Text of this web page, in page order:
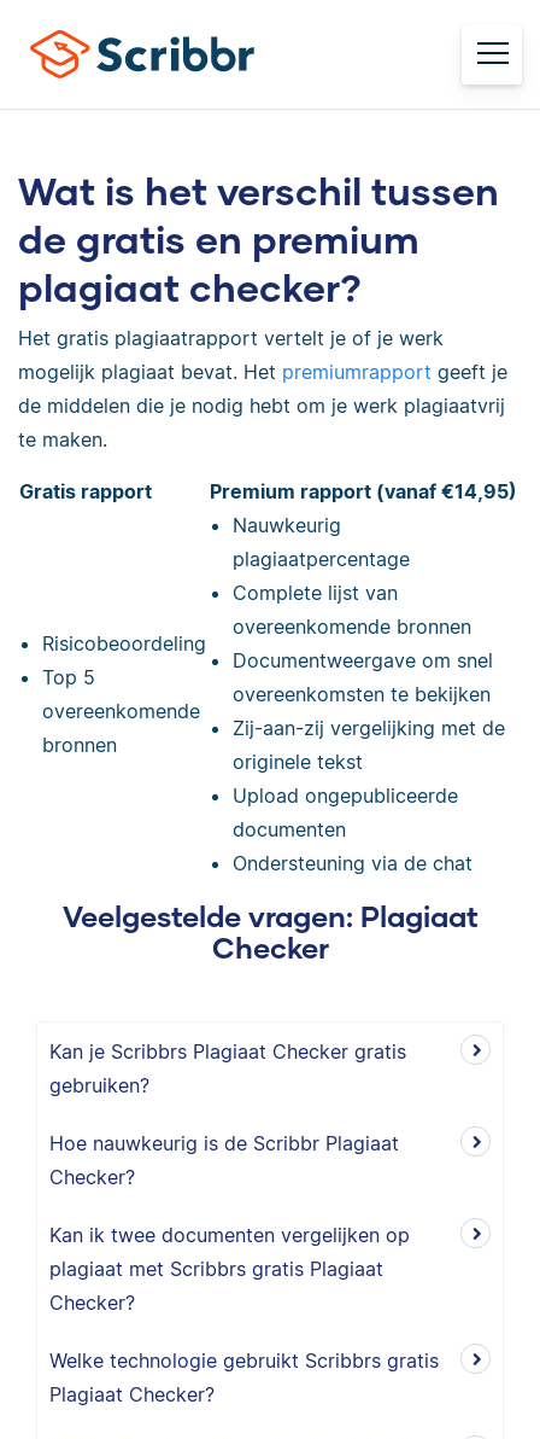
Wat is het verschil tussen
de gratis en premium
plagiaat checker?
Het gratis plagiaatrapport vertelt je of je werk
mogelijk plagiaat bevat. Het premiumrapport geeft je
de middelen die je nodig hebt om je werk plagiaatvrij
te maken.
Gratis rapport Premium rapport (vanaf €14,95)
Risicobeoordeling
Top 5
overeenkomende
bronnen
Nauwkeurig
plagiaatpercentage
Complete lijst van
overeenkomende bronnen
Documentweergave om snel
overeenkomsten te bekijken
Zij-aan-zij vergelijking met de
originele tekst
Upload ongepubliceerde
documenten
Ondersteuning via de chat
Veelgestelde vragen: Plagiaat
Checker
Kan je Scribbrs Plagiaat Checker gratis
gebruiken?
Hoe nauwkeurig is de Scribbr Plagiaat
Checker?
Kan ik twee documenten vergelijken op
plagiaat met Scribbrs gratis Plagiaat
Checker?
Welke technologie gebruikt Scribbrs gratis
Plagiaat Checker?